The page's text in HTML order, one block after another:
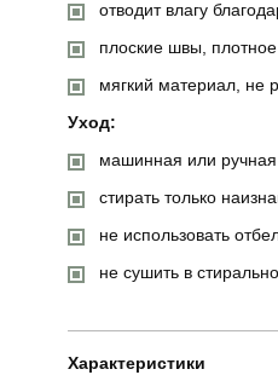
отводит влагу
плоские швы,
мягкий материал, не
Уход:
машинная или
стирать только
не использовать
не сушить в
Характеристики